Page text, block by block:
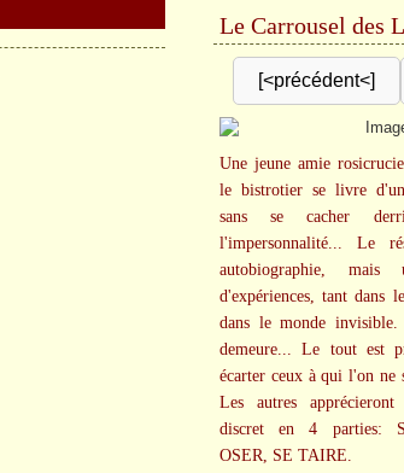
Le Carrousel des
[<précédent<]
Une jeune amie
le bistrotier se livre
sans se cacher
l'impersonnalité... Le
autobiographie,
d'expériences, tant dans
dans le monde invisible.
demeure... Le tout est
écarter ceux à qui l'on ne
Les autres
discret en 4 parties:
OSER, SE TAIRE.